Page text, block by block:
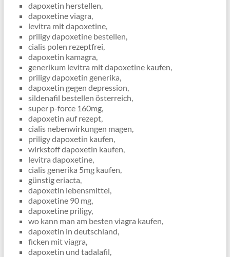
dapoxetin herstellen,
dapoxetine viagra,
levitra mit dapoxetine,
priligy dapoxetine bestellen,
cialis polen rezeptfrei,
dapoxetin kamagra,
generikum levitra mit dapoxetine kaufen,
priligy dapoxetin generika,
dapoxetin gegen depression,
sildenafil bestellen österreich,
super p-force 160mg,
dapoxetin auf rezept,
cialis nebenwirkungen magen,
priligy dapoxetin kaufen,
wirkstoff dapoxetin kaufen,
levitra dapoxetine,
cialis generika 5mg kaufen,
günstig eriacta,
dapoxetin lebensmittel,
dapoxetine 90 mg,
dapoxetine priligy,
wo kann man am besten viagra kaufen,
dapoxetin in deutschland,
ficken mit viagra,
dapoxetin und tadalafil,